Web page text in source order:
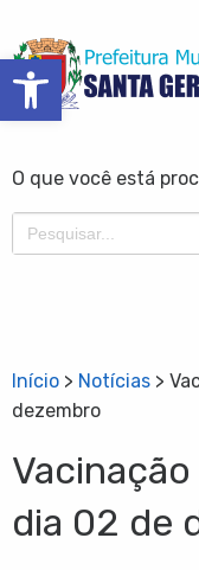
Barra de Ferramentas Aberta
O que você está
Search
for:
Início > Notícias >
dezembro
dia 02 de